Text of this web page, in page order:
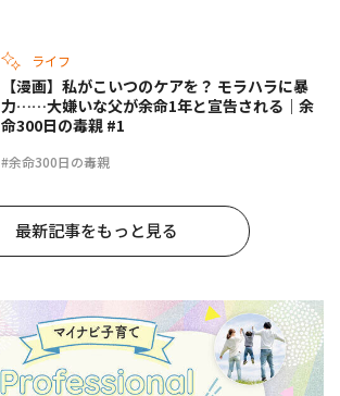
ライフ
#余命300日の毒親
【漫画】私がこいつのケアを？ モラハラに暴
力……大嫌いな父が余命1年と宣告される｜余
命300日の毒親 #1
最新記事をもっと見る